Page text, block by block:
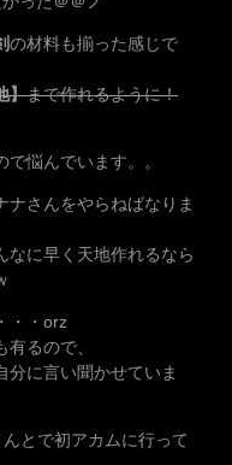
の材料も揃った感じで
】まで作れるように！
悩んでいます。。
ナさんをやらねばなりま
なに早く天地作れるなら
・・orz
るので、
分に言い聞かせていま
とで初アカムに行って